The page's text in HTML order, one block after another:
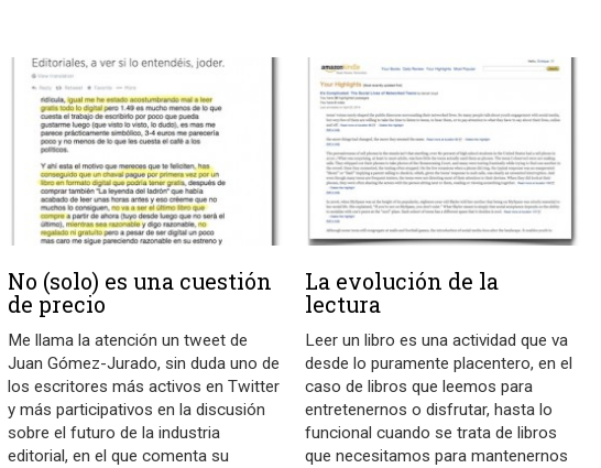
No (solo) es una cuestión
de precio
Me llama la atención un tweet de
Juan Gómez-Jurado, sin duda uno de
los escritores más activos en Twitter
y más participativos en la discusión
sobre el futuro de la industria
editorial, en el que comenta su
La evolución de la
lectura
Leer un libro es una actividad que va
desde lo puramente placentero, en el
caso de libros que leemos para
entretenernos o disfrutar, hasta lo
funcional cuando se trata de libros
que necesitamos para mantenernos